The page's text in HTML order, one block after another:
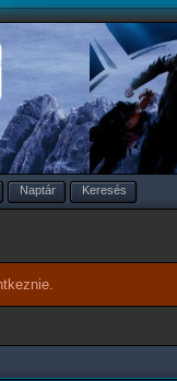
Naptár Keresés